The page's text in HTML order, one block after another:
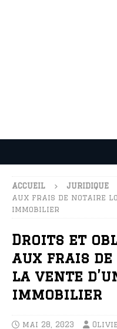
ACCUEIL JURIDIQUE
aux frais de notaire
immobilier
Droits et
aux frais
la vente
immobilier
mai 28, 2023